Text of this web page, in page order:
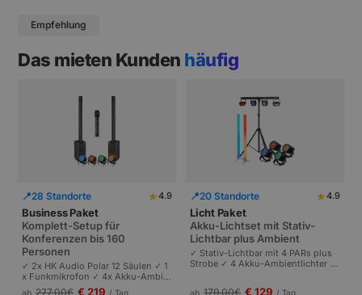
Empfehlung
Das mieten Kunden häufig
📍28 Standorte ★4.9
Business Paket
Komplett-Setup für
Konferenzen bis 160
Personen
✓ 2x HK Audio Polar 12 Säulen ✓ 1
x Funkmikrofon ✓ 4x Akku-Ambie
ntlichter | Komplettes Setup für Ta
ab 277,00€ € 219 / Tag
📍20 Standorte ★4.9
Licht Paket
Akku-Lichtset mit Stativ-
Lichtbar plus Ambient
✓ Stativ-Lichtbar mit 4 PARs plus
Strobe ✓ 4 Akku-Ambientlichter ✓
ab 179,00€ € 129 / Tag